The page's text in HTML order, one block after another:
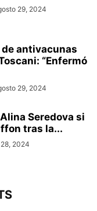
29, 2024
antivacunas
“Enfermó
29, 2024
Seredova si
tras la...
2024